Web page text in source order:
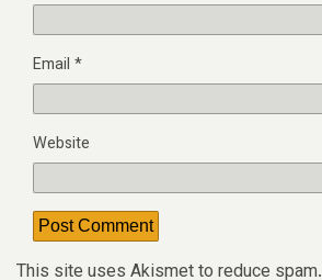
Email *
Website
This site uses Akismet to reduce spam.